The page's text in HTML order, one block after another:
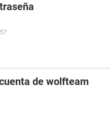
de wolfteam